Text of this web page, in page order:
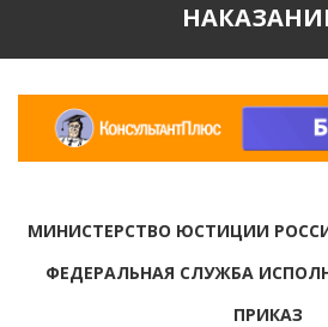
МИНИСТЕРСТВО ЮСТИЦИИ
ФЕДЕРАЛЬНАЯ СЛУЖБА
ПРИКАЗ